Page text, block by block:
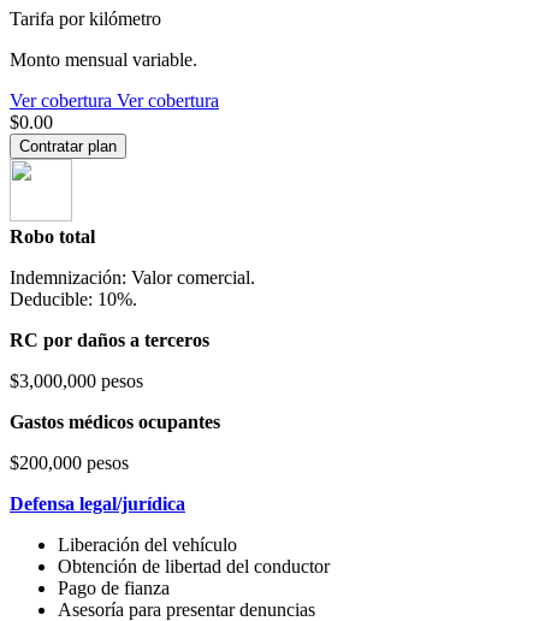
Tarifa por kilómetro
Monto mensual variable.
Ver cobertura Ver cobertura
$0.00
Contratar plan
Robo total
Indemnización: Valor comercial.
Deducible: 10%.
RC por daños a terceros
$3,000,000 pesos
Gastos médicos ocupantes
$200,000 pesos
Defensa legal/jurídica
Liberación del vehículo
Obtención de libertad del conductor
Pago de fianza
Asesoría para presentar denuncias